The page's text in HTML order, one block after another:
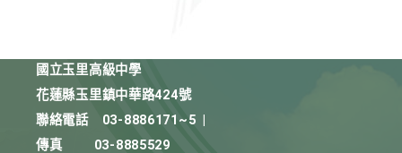
國立玉里高級中學
花蓮縣玉里鎮中華路424號
聯絡電話
03-8886171~5
傳真
03-8885529